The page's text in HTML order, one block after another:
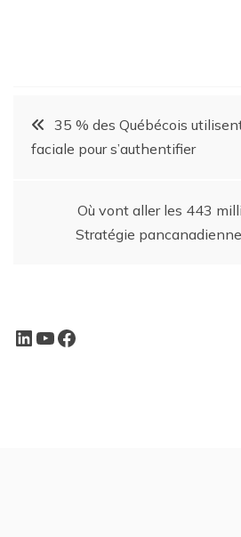
35 % des Québécois
faciale pour s’authentifier
Où vont aller les 443
Stratégie